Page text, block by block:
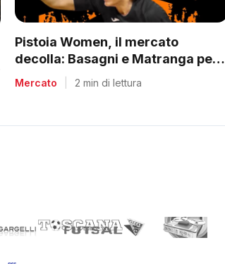
Pistoia Women, il mercato
decolla: Basagni e Matranga per il
nuovo corso di Nico Lami
Mercato 2 min di lettura